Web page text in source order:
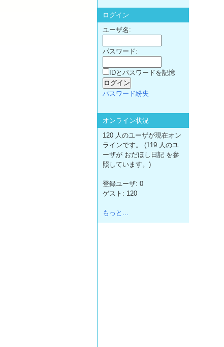
ログイン
ユーザ名:
パスワード:
IDとパスワードを記憶
パスワード紛失
オンライン状況
120 人のユーザが現在オン
ラインです。 (119 人のユ
ーザが おだほし日記 を参
照しています。)
登録ユーザ: 0
ゲスト: 120
もっと...